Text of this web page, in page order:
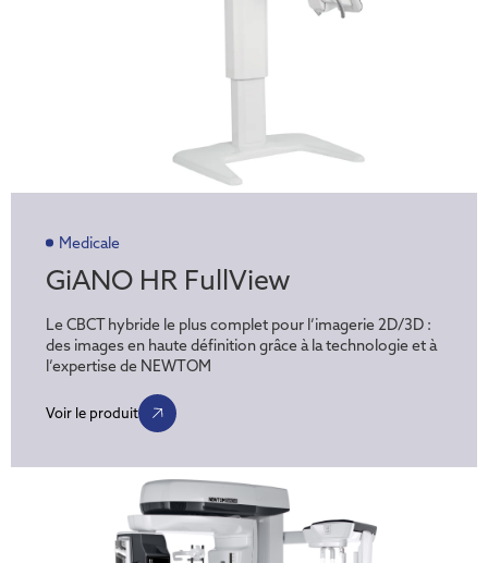
Medicale
GiANO HR FullView
Le CBCT hybride le plus complet pour l’imagerie 2D/3D :
des images en haute définition grâce à la technologie et à
l’expertise de NEWTOM
Voir le produit